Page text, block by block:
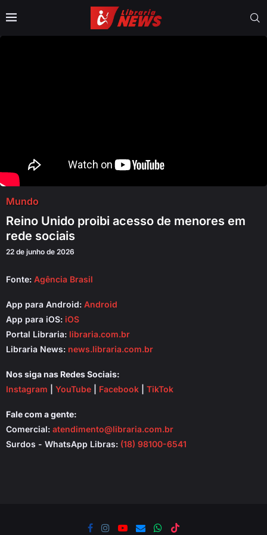
Mundo
Reino Unido proibi acesso de menores em
rede sociais
22 de junho de 2026
Fonte: Agência Brasil
App para Android: Android
App para iOS: iOS
Portal Libraria: libraria.com.br
Libraria News: news.libraria.com.br
Nos siga nas Redes Sociais:
Instagram
YouTube Facebook TikTok
Fale com a gente:
Comercial: atendimento@libraria.com.br
Surdos - WhatsApp Libras: (18) 98100-6541